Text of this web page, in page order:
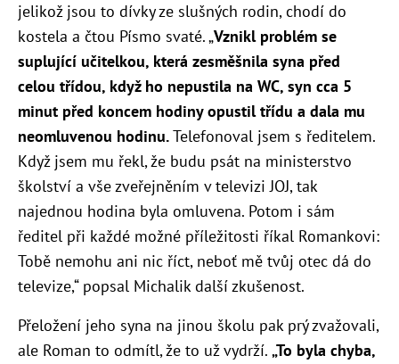
jelikož jsou to dívky ze slušných rodin, chodí do
kostela a čtou Písmo svaté. „Vznikl problém se
suplující učitelkou, která zesměšnila syna před
celou třídou, když ho nepustila na WC, syn cca 5
minut před koncem hodiny opustil třídu a dala mu
neomluvenou hodinu.Telefonoval jsem s ředitelem.
Když jsem mu řekl, že budu psát na ministerstvo
školství a vše zveřejněním v televizi JOJ, tak
najednou hodina byla omluvena. Potom i sám
ředitel při každé možné příležitosti říkal Romankovi:
Tobě nemohu ani nic říct, neboť mě tvůj otec dá do
televize,“ popsal Michalik další zkušenost.
Přeložení jeho syna na jinou školu pak prý zvažovali,
ale Roman to odmítl, že to už vydrží. „To byla chyba,